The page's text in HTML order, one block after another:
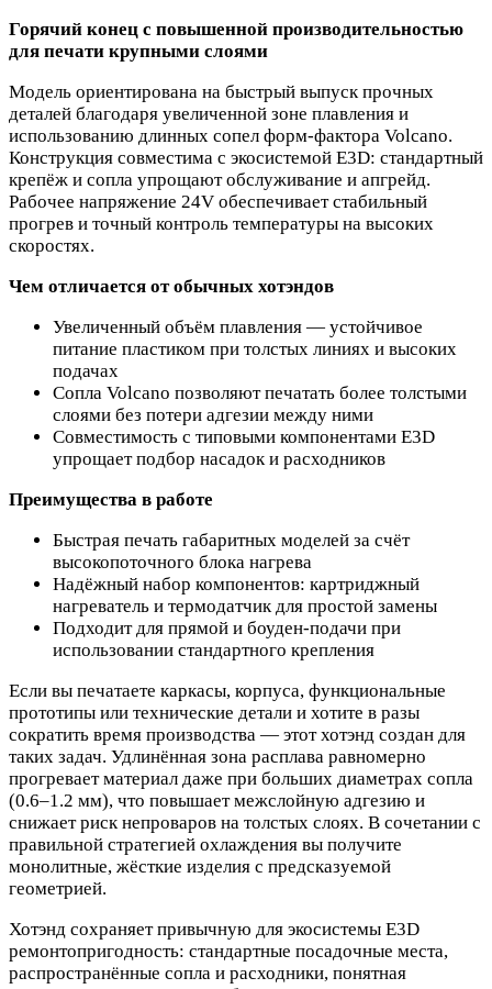
Горячий конец с повышенной производительностью
для печати крупными слоями
Модель ориентирована на быстрый выпуск прочных
деталей благодаря увеличенной зоне плавления и
использованию длинных сопел форм‑фактора Volcano.
Конструкция совместима с экосистемой E3D: стандартный
крепёж и сопла упрощают обслуживание и апгрейд.
Рабочее напряжение 24V обеспечивает стабильный
прогрев и точный контроль температуры на высоких
скоростях.
Чем отличается от обычных хотэндов
Увеличенный объём плавления — устойчивое
питание пластиком при толстых линиях и высоких
подачах
Сопла Volcano позволяют печатать более толстыми
слоями без потери адгезии между ними
Совместимость с типовыми компонентами E3D
упрощает подбор насадок и расходников
Преимущества в работе
Быстрая печать габаритных моделей за счёт
высокопоточного блока нагрева
Надёжный набор компонентов: картриджный
нагреватель и термодатчик для простой замены
Подходит для прямой и боуден‑подачи при
использовании стандартного крепления
Если вы печатаете каркасы, корпуса, функциональные
прототипы или технические детали и хотите в разы
сократить время производства — этот хотэнд создан для
таких задач. Удлинённая зона расплава равномерно
прогревает материал даже при больших диаметрах сопла
(0.6–1.2 мм), что повышает межслойную адгезию и
снижает риск непроваров на толстых слоях. В сочетании с
правильной стратегией охлаждения вы получите
монолитные, жёсткие изделия с предсказуемой
геометрией.
Хотэнд сохраняет привычную для экосистемы E3D
ремонтопригодность: стандартные посадочные места,
распространённые сопла и расходники, понятная